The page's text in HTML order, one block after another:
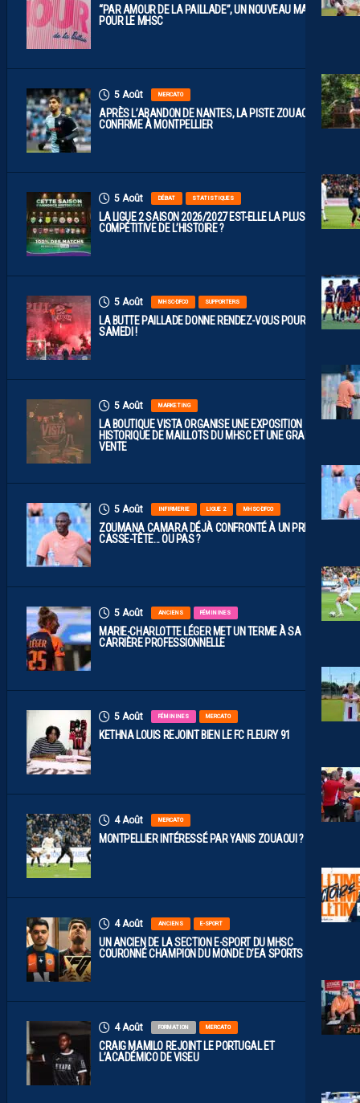
“PAR AMOUR DE LA PAILLADE”, UN NOUVEAU MAILLOT
POUR LE MHSC
5 Août MERCATO
APRÈS L’ABANDON DE NANTES, LA PISTE ZOUAOUI SE
CONFIRME À MONTPELLIER
5 Août DÉBAT STATISTIQUES
LA LIGUE 2 SAISON 2026/2027 EST-ELLE LA PLUS
COMPÉTITIVE DE L’HISTOIRE ?
5 Août MHSC-DFCO SUPPORTERS
LA BUTTE PAILLADE DONNE RENDEZ-VOUS POUR
SAMEDI !
5 Août MARKETING
LA BOUTIQUE VISTA ORGANISE UNE EXPOSITION
HISTORIQUE DE MAILLOTS DU MHSC ET UNE GRANDE
VENTE
5 Août INFIRMERIE LIGUE 2 MHSC-DFCO
ZOUMANA CAMARA DÉJÀ CONFRONTÉ À UN PREMIER
CASSE-TÊTE… OU PAS ?
5 Août ANCIENS FÉMININES
MARIE-CHARLOTTE LÉGER MET UN TERME À SA
CARRIÈRE PROFESSIONNELLE
5 Août FÉMININES MERCATO
KETHNA LOUIS REJOINT BIEN LE FC FLEURY 91
4 Août MERCATO
MONTPELLIER INTÉRESSÉ PAR YANIS ZOUAOUI ?
4 Août ANCIENS E-SPORT
UN ANCIEN DE LA SECTION E-SPORT DU MHSC
COURONNÉ CHAMPION DU MONDE D’EA SPORTS FC
4 Août FORMATION MERCATO
CRAIG MAMILO REJOINT LE PORTUGAL ET
L’ACADÉMICO DE VISEU